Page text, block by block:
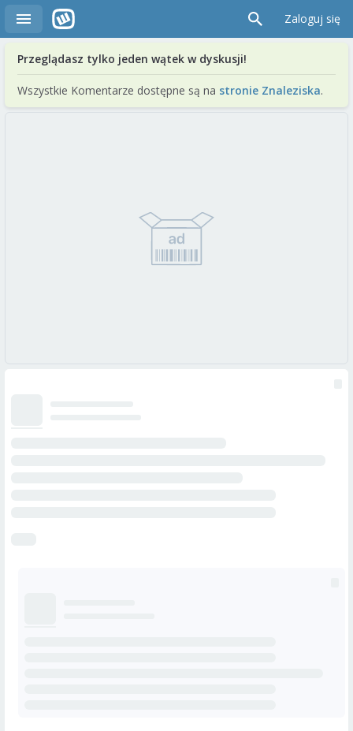
Zaloguj się
Przeglądasz tylko jeden wątek w dyskusji!
Wszystkie Komentarze dostępne są na stronie Znaleziska.